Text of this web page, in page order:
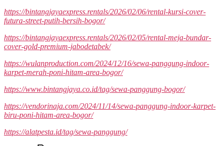
https://bintangjayaexpress.rentals/2026/02/06/rental-kursi-cover-
futura-street-putih-bersih-bogor/
https://bintangjayaexpress.rentals/2026/02/05/rental-meja-bundar-
cover-gold-premium-jabodetabek/
https://wulanproduction.com/2024/12/16/sewa-panggung-indoor-
karpet-merah-poni-hitam-area-bogor/
https://www.bintangjaya.co.id/tag/sewa-panggung-bogor/
https://vendorinaja.com/2024/11/14/sewa-panggung-indoor-karpet-
biru-poni-hitam-area-bogor/
https://alatpesta.id/tag/sewa-panggung/